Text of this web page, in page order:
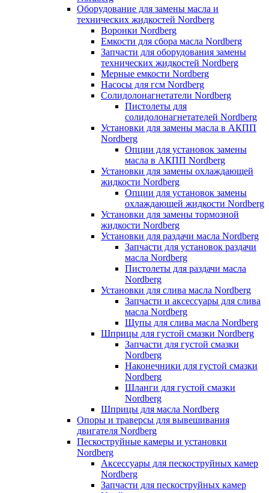
Оборудование для замены масла и
технических жидкостей Nordberg
Воронки Nordberg
Емкости для сбора масла Nordberg
Запчасти для оборудования замены
технических жидкостей Nordberg
Мерные емкости Nordberg
Насосы для гсм Nordberg
Солидолонагнетатели Nordberg
Пистолеты для
солидолонагнетателей Nordberg
Установки для замены масла в АКПП
Nordberg
Опции для установок замены
масла в АКПП Nordberg
Установки для замены охлаждающей
жидкости Nordberg
Опции для установок замены
охлаждающей жидкости Nordberg
Установки для замены тормозной
жидкости Nordberg
Установки для раздачи масла Nordberg
Запчасти для установок раздачи
масла Nordberg
Пистолеты для раздачи масла
Nordberg
Установки для слива масла Nordberg
Запчасти и аксессуары для слива
масла Nordberg
Щупы для слива масла Nordberg
Шприцы для густой смазки Nordberg
Запчасти для густой смазки
Nordberg
Наконечники для густой смазки
Nordberg
Шланги для густой смазки
Nordberg
Шприцы для масла Nordberg
Опоры и траверсы для вывешивания
двигателя Nordberg
Пескоструйные камеры и установки
Nordberg
Аксессуары для пескоструйных камер
Nordberg
Запчасти для пескоструйных камер